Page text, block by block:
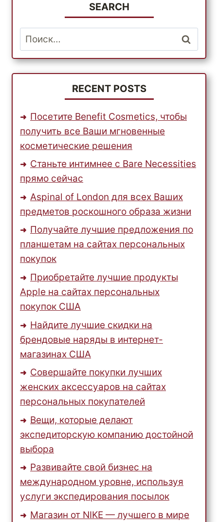
ЯЩИК
В
США?
SEARCH
Найти:
RECENT POSTS
Посетите Benefit Cosmetics, чтобы
получить все Ваши мгновенные
косметические решения
Станьте интимнее с Bare Necessities
прямо сейчас
Aspinal of London для всех Ваших
предметов роскошного образа жизни
Получайте лучшие предложения по
планшетам на сайтах персональных
покупок
Приобретайте лучшие продукты
Apple на сайтах персональных
покупок США
Найдите лучшие скидки на
брендовые наряды в интернет-
магазинах США
Совершайте покупки лучших
женских аксессуаров на сайтах
персональных покупателей
Вещи, которые делают
экспедиторскую компанию достойной
выбора
Развивайте свой бизнес на
международном уровне, используя
услуги экспедирования посылок
Магазин от NIKE — лучшего в мире